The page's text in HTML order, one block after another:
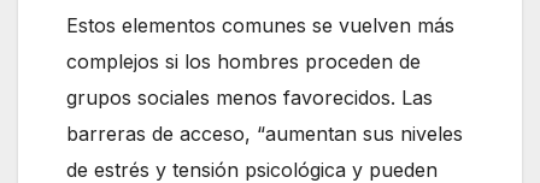
Estos elementos comunes se vuelven más
complejos si los hombres proceden de
grupos sociales menos favorecidos. Las
barreras de acceso, “aumentan sus niveles
de estrés y tensión psicológica y pueden